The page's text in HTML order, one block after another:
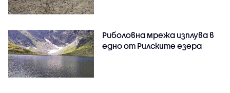
Риболовна мрежа изплува в
едно от Рилските езера